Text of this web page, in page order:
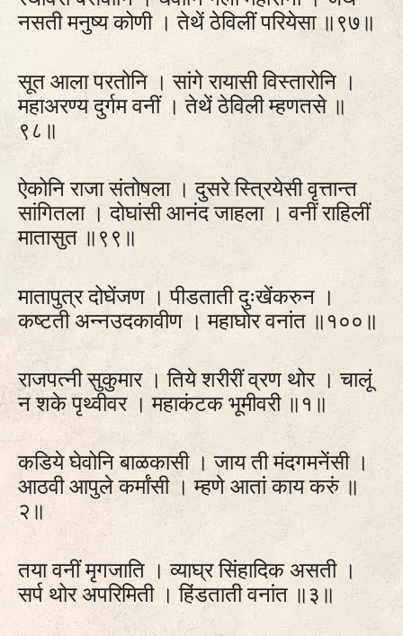
नसती मनुष्य कोणी । तेथें ठेविलीं परियेसा ॥९७॥
सूत आला परतोनि । सांगे रायासी विस्तारोनि ।
महाअरण्य दुर्गम वनीं । तेथें ठेविली म्हणतसे ॥
९८॥
ऐकोनि राजा संतोषला । दुसरे स्त्रियेसी वृत्तान्त
सांगितला । दोघांसी आनंद जाहला । वनीं राहिलीं
मातासुत ॥९९॥
मातापुत्र दोघेंजण । पीडताती दुःखेंकरुन ।
कष्‍टती अन्नउदकावीण । महाघोर वनांत ॥१००॥
राजपत्‍नी सुकुमार । तिये शरीरीं व्रण थोर । चालूं
न शके पृथ्वीवर । महाकंटक भूमीवरी ॥१॥
कडिये घेवोनि बाळकासी । जाय ती मंदगमनेंसी ।
आठवी आपुले कर्मांसी । म्हणे आतां काय करुं ॥
२॥
तया वनीं मृगजाति । व्याघ्र सिंहादिक असती ।
सर्प थोर अपरिमिती । हिंडताती वनांत ॥३॥